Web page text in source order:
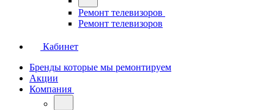
Ремонт телевизоров
Ремонт телевизоров
Кабинет
Бренды которые мы ремонтируем
Акции
Компания